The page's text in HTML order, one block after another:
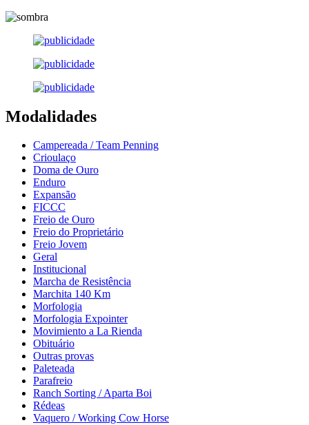
Modalidades
Campereada / Team Penning
Crioulaço
Doma de Ouro
Enduro
Expansão
FICCC
Freio de Ouro
Freio do Proprietário
Freio Jovem
Geral
Institucional
Marcha de Resistência
Marchita 140 Km
Morfologia
Morfologia Expointer
Movimiento a La Rienda
Obituário
Outras provas
Paleteada
Parafreio
Ranch Sorting / Aparta Boi
Rédeas
Vaquero / Working Cow Horse